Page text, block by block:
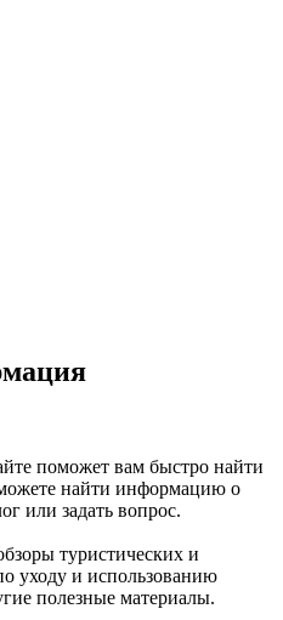
поможет вам быстро найти
найти информацию о
или задать вопрос.
туристических и
уходу и использованию
полезные материалы.